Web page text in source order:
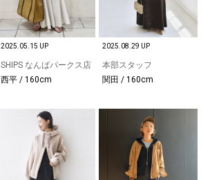
2025.05.15 UP
SHIPS なんばパークス店
西平 / 160cm
2025.08.29 UP
本部スタッフ
関田 / 160cm